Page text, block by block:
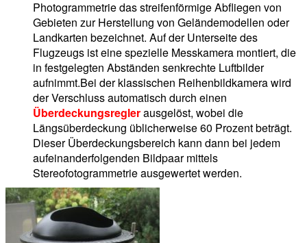
Photogrammetrie das streifenförmige Abfliegen von
Gebieten zur Herstellung von Geländemodellen oder
Landkarten bezeichnet. Auf der Unterseite des
Flugzeugs ist eine spezielle Messkamera montiert, die
in festgelegten Abständen senkrechte Luftbilder
aufnimmt.Bei der klassischen Reihenbildkamera wird
der Verschluss automatisch durch einen
Überdeckungsreglerausgelöst, wobei die
Längsüberdeckung üblicherweise 60 Prozent beträgt.
Dieser Überdeckungsbereich kann dann bei jedem
aufeinanderfolgenden Bildpaar mittels
Stereofotogrammetrie ausgewertet werden.